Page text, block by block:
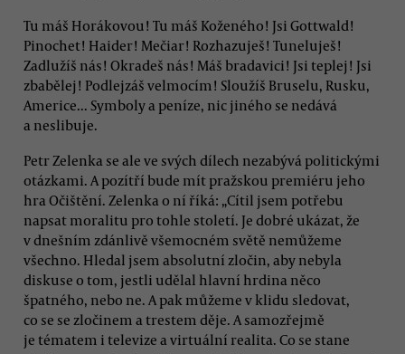
Tu máš Horákovou! Tu máš Koženého! Jsi Gottwald!
Pinochet! Haider! Mečiar! Rozhazuješ! Tuneluješ!
Zadlužíš nás! Okradeš nás! Máš bradavici! Jsi teplej! Jsi
zbabělej! Podlejzáš velmocím! Sloužíš Bruselu, Rusku,
Americe... Symboly a peníze, nic jiného se nedává
a neslibuje.
Petr Zelenka se ale ve svých dílech nezabývá politickými
otázkami. A pozítří bude mít pražskou premiéru jeho
hra Očištění. Zelenka o ní říká: „Cítil jsem potřebu
napsat moralitu pro tohle století. Je dobré ukázat, že
v dnešním zdánlivě všemocném světě nemůžeme
všechno. Hledal jsem absolutní zločin, aby nebyla
diskuse o tom, jestli udělal hlavní hrdina něco
špatného, nebo ne. A pak můžeme v klidu sledovat,
co se se zločinem a trestem děje. A samozřejmě
je tématem i televize a virtuální realita. Co se stane